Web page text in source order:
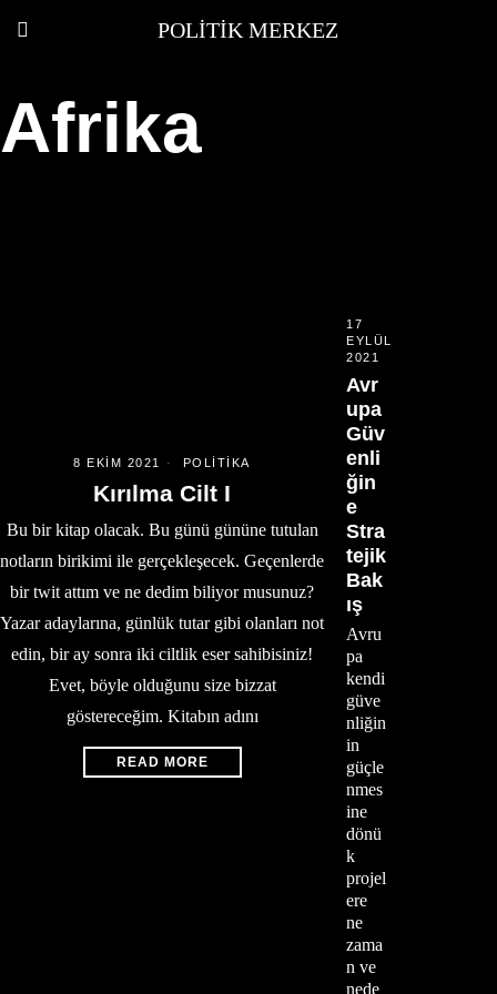
POLITIK MERKEZ
Afrika
8 EKIM 2021 POLITIKA
Kırılma Cilt I
Bu bir kitap olacak. Bu günü gününe tutulan
notların birikimi ile gerçekleşecek. Geçenlerde
bir twit attım ve ne dedim biliyor musunuz?
Yazar adaylarına, günlük tutar gibi olanları not
edin, bir ay sonra iki ciltlik eser sahibisiniz!
Evet, böyle olduğunu size bizzat
göstereceğim. Kitabın adını
READ MORE
17
EYLÜL
2021
Avr
upa
Güv
enli
ğin
e
Stra
tejik
Bak
ış
Avru
pa
kendi
güve
nliğin
in
güçle
nmes
ine
dönü
k
projel
ere
ne
zama
n ve
nede